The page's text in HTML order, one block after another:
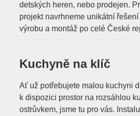
detských heren, nebo prodejen.
projekt navrhneme unikátní
výrobu a montáž po celé České
Kuchyně na klíč
Ať už potřebujete malou kuchyni
k dispozici prostor na rozsáhlou
ostrůvkem, jsme tu pro vás.